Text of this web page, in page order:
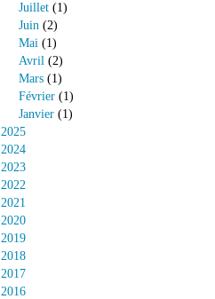
Juillet (1)
Juin (2)
Mai (1)
Avril (2)
Mars (1)
Février (1)
Janvier (1)
2025
2024
2023
2022
2021
2020
2019
2018
2017
2016